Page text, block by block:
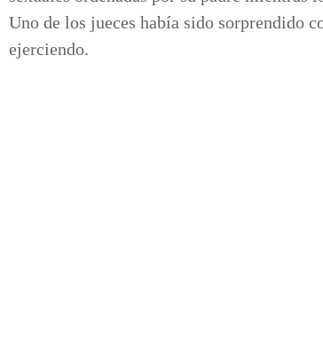
Uno de los jueces había sido sorprendido
ejerciendo.